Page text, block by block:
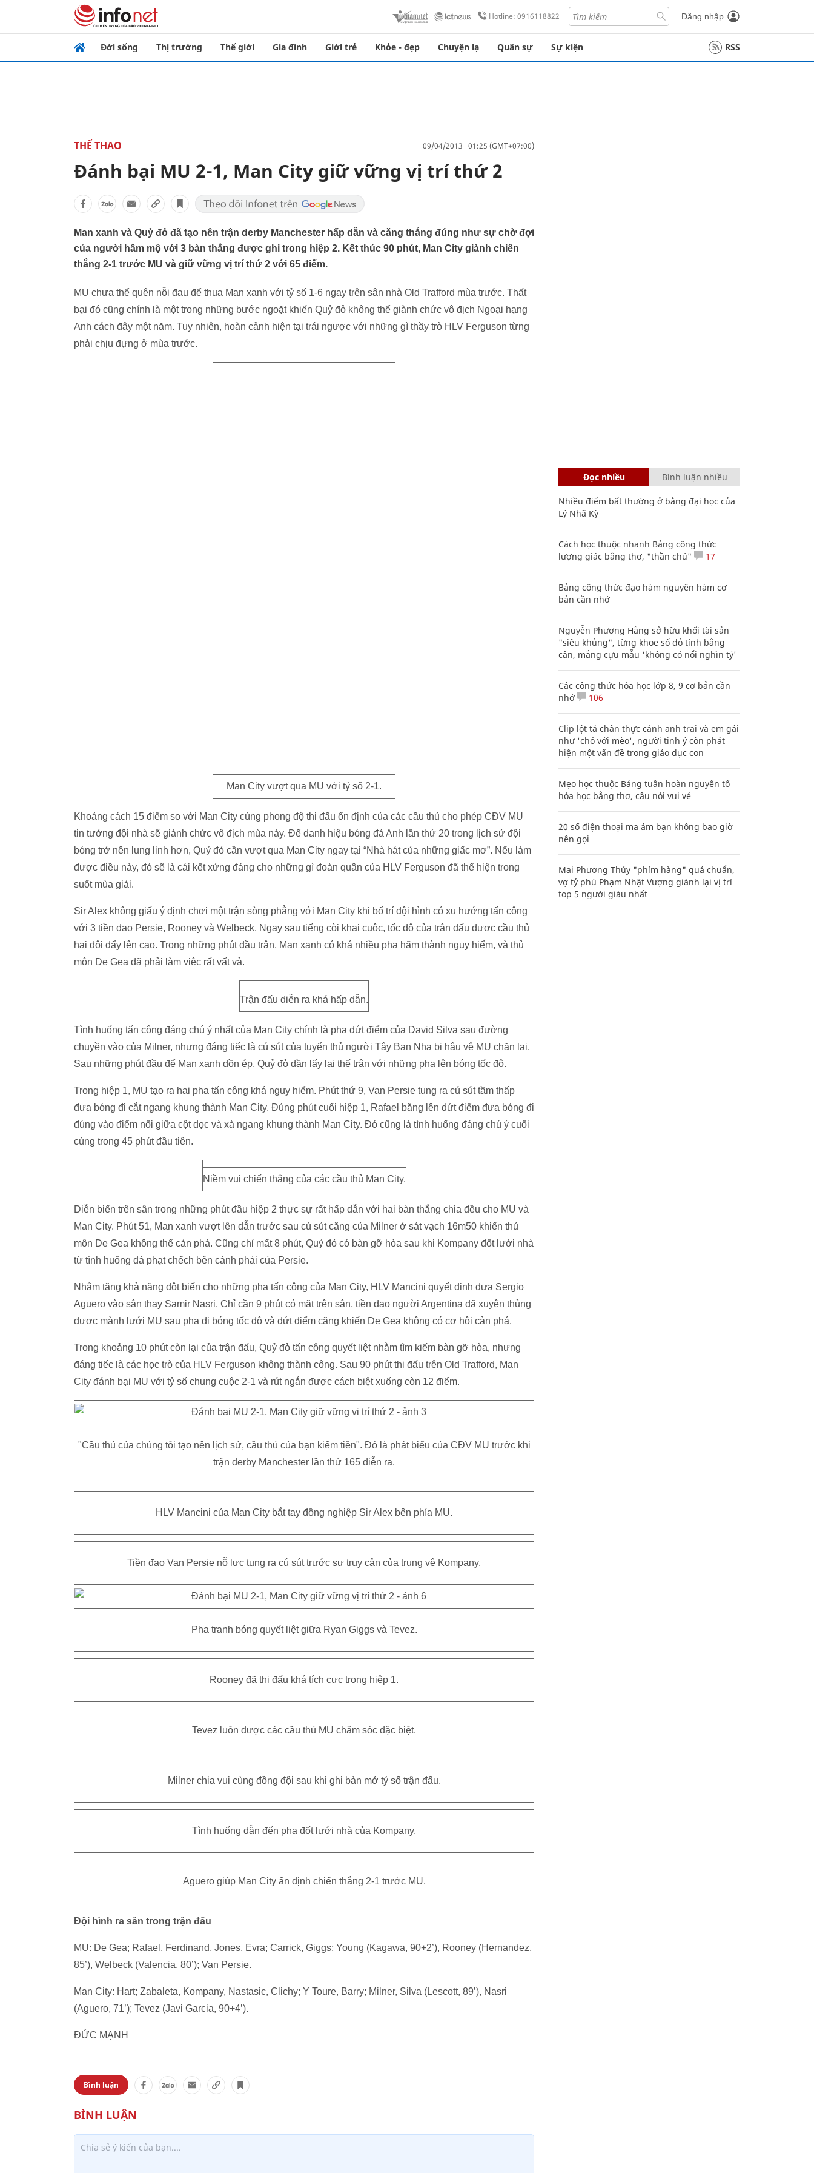
Hotline: 0916118822 Đăng nhập
Đời sống Thị trường Thế giới Gia đình Giới trẻ Khỏe - đẹp Chuyện lạ Quân sự Sự kiện RSS
THỂ THAO 09/04/2013 01:25 (GMT+07:00)
Đánh bại MU 2-1, Man City giữ vững vị trí thứ 2
Man xanh và Quỷ đỏ đã tạo nên trận derby Manchester hấp dẫn và căng thẳng đúng như sự chờ đợi
của người hâm mộ với 3 bàn thắng được ghi trong hiệp 2. Kết thúc 90 phút, Man City giành chiến
thắng 2-1 trước MU và giữ vững vị trí thứ 2 với 65 điểm.
MU chưa thể quên nỗi đau để thua Man xanh với tỷ số 1-6 ngay trên sân nhà Old Trafford mùa trước. Thất
bại đó cũng chính là một trong những bước ngoặt khiến Quỷ đỏ không thể giành chức vô địch Ngoại hạng
Anh cách đây một năm. Tuy nhiên, hoàn cảnh hiện tại trái ngược với những gì thầy trò HLV Ferguson từng
phải chịu đựng ở mùa trước.
Man City vượt qua MU với tỷ số 2-1.
Khoảng cách 15 điểm so với Man City cùng phong độ thi đấu ổn định của các cầu thủ cho phép CĐV MU
tin tưởng đội nhà sẽ giành chức vô địch mùa này. Để danh hiệu bóng đá Anh lần thứ 20 trong lịch sử đội
bóng trở nên lung linh hơn, Quỷ đỏ cần vượt qua Man City ngay tại “Nhà hát của những giấc mơ”. Nếu làm
được điều này, đó sẽ là cái kết xứng đáng cho những gì đoàn quân của HLV Ferguson đã thể hiện trong
suốt mùa giải.
Sir Alex không giấu ý định chơi một trận sòng phẳng với Man City khi bố trí đội hình có xu hướng tấn công
với 3 tiền đạo Persie, Rooney và Welbeck. Ngay sau tiếng còi khai cuộc, tốc độ của trận đấu được cầu thủ
hai đội đẩy lên cao. Trong những phút đầu trận, Man xanh có khá nhiều pha hãm thành nguy hiểm, và thủ
môn De Gea đã phải làm việc rất vất vả.
Trận đấu diễn ra khá hấp dẫn.
Tình huống tấn công đáng chú ý nhất của Man City chính là pha dứt điểm của David Silva sau đường
chuyền vào của Milner, nhưng đáng tiếc là cú sút của tuyển thủ người Tây Ban Nha bị hậu vệ MU chặn lại.
Sau những phút đầu để Man xanh dồn ép, Quỷ đỏ dần lấy lại thế trận với những pha lên bóng tốc độ.
Trong hiệp 1, MU tạo ra hai pha tấn công khá nguy hiểm. Phút thứ 9, Van Persie tung ra cú sút tầm thấp
đưa bóng đi cắt ngang khung thành Man City. Đúng phút cuối hiệp 1, Rafael băng lên dứt điểm đưa bóng đi
đúng vào điểm nối giữa cột dọc và xà ngang khung thành Man City. Đó cũng là tình huống đáng chú ý cuối
cùng trong 45 phút đầu tiên.
Niềm vui chiến thắng của các cầu thủ Man City.
Diễn biến trên sân trong những phút đầu hiệp 2 thực sự rất hấp dẫn với hai bàn thắng chia đều cho MU và
Man City. Phút 51, Man xanh vượt lên dẫn trước sau cú sút căng của Milner ở sát vạch 16m50 khiến thủ
môn De Gea không thể cản phá. Cũng chỉ mất 8 phút, Quỷ đỏ có bàn gỡ hòa sau khi Kompany đốt lưới nhà
từ tình huống đá phạt chếch bên cánh phải của Persie.
Nhằm tăng khả năng đột biến cho những pha tấn công của Man City, HLV Mancini quyết định đưa Sergio
Aguero vào sân thay Samir Nasri. Chỉ cần 9 phút có mặt trên sân, tiền đạo người Argentina đã xuyên thủng
được mành lưới MU sau pha đi bóng tốc độ và dứt điểm căng khiến De Gea không có cơ hội cản phá.
Trong khoảng 10 phút còn lại của trận đấu, Quỷ đỏ tấn công quyết liệt nhằm tìm kiếm bàn gỡ hòa, nhưng
đáng tiếc là các học trò của HLV Ferguson không thành công. Sau 90 phút thi đấu trên Old Trafford, Man
City đánh bại MU với tỷ số chung cuộc 2-1 và rút ngắn được cách biệt xuống còn 12 điểm.
"Cầu thủ của chúng tôi tạo nên lịch sử, cầu thủ của bạn kiếm tiền". Đó là phát biểu của CĐV MU trước khi
trận derby Manchester lần thứ 165 diễn ra.
Rooney đã thi đấu khá tích cực trong hiệp 1.
Tevez luôn được các cầu thủ MU chăm sóc đặc biệt.
Aguero giúp Man City ấn định chiến thắng 2-1 trước MU.
Đội hình ra sân trong trận đấu
MU: De Gea; Rafael, Ferdinand, Jones, Evra; Carrick, Giggs; Young (Kagawa, 90+2’), Rooney (Hernandez,
Man City: Hart; Zabaleta, Kompany, Nastasic, Clichy; Y Toure, Barry; Milner, Silva (Lescott, 89’), Nasri
(Aguero, 71’); Tevez (Javi Garcia, 90+4’).
ĐỨC MẠNH
Đọc nhiều Bình luận nhiều
Nhiều điểm bất thường ở bằng đại học của
Lý Nhã Kỳ
Cách học thuộc nhanh Bảng công thức
lượng giác bằng thơ, "thần chú"
17
Bảng công thức đạo hàm nguyên hàm cơ
bản cần nhớ
Nguyễn Phương Hằng sở hữu khối tài sản
"siêu khủng", từng khoe sổ đỏ tính bằng
cân, mắng cựu mẫu 'không có nổi nghìn tỷ'
Các công thức hóa học lớp 8, 9 cơ bản cần
nhớ
106
Clip lột tả chân thực cảnh anh trai và em gái
như 'chó với mèo', người tinh ý còn phát
hiện một vấn đề trong giáo dục con
Mẹo học thuộc Bảng tuần hoàn nguyên tố
hóa học bằng thơ, câu nói vui vẻ
20 số điện thoại ma ám bạn không bao giờ
nên gọi
Mai Phương Thúy "phím hàng" quá chuẩn,
vợ tỷ phú Phạm Nhật Vượng giành lại vị trí
top 5 người giàu nhất